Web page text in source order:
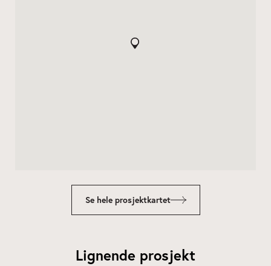
Se hele prosjektkartet
Lignende prosjekt